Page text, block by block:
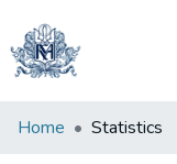
Communities
Home Statistics